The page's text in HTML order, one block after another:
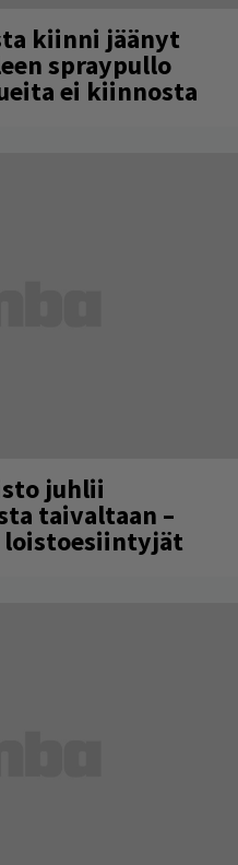
kiinni jäänyt
spraypullo
ei kiinnosta
juhlii
taivaltaan –
loistoesiintyjät